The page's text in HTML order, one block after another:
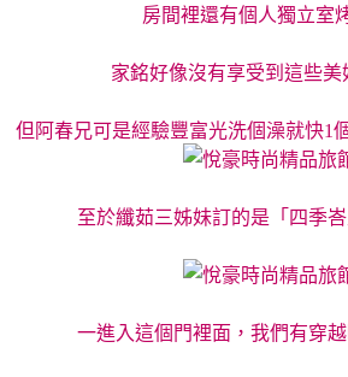
房間裡還有個人獨立室
家銘好像沒有享受到這些美
但阿春兄可是經驗豐富光洗個澡就快1
至於纖茹三姊妹訂的是「四季
一進入這個門裡面，我們有穿